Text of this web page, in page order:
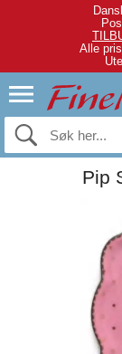
Alle
Pip